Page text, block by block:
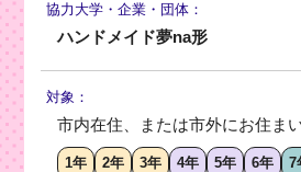
協力大学・企業・団体：
ハンドメイド夢na形
対象：
市内在住、または市外にお住ま
1年 2年 3年 4年 5年 6年 7